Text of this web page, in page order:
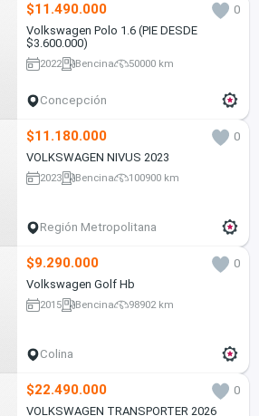
$11.490.000
0
Volkswagen Polo 1.6 (PIE DESDE
$3.600.000)
2022 Bencina 50000 km
Concepción
$11.180.000
0
VOLKSWAGEN NIVUS 2023
2023 Bencina 100900 km
Región Metropolitana
$9.290.000
0
Volkswagen Golf Hb
2015 Bencina 98902 km
Colina
$22.490.000
0
VOLKSWAGEN TRANSPORTER 2026